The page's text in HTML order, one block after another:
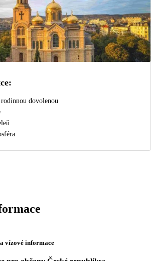
dovolenou
vízové informace